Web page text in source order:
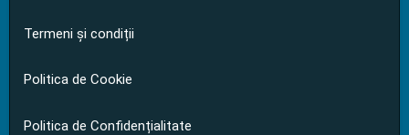
Termeni și condiții
Politica de Cookie
Politica de Confidențialitate